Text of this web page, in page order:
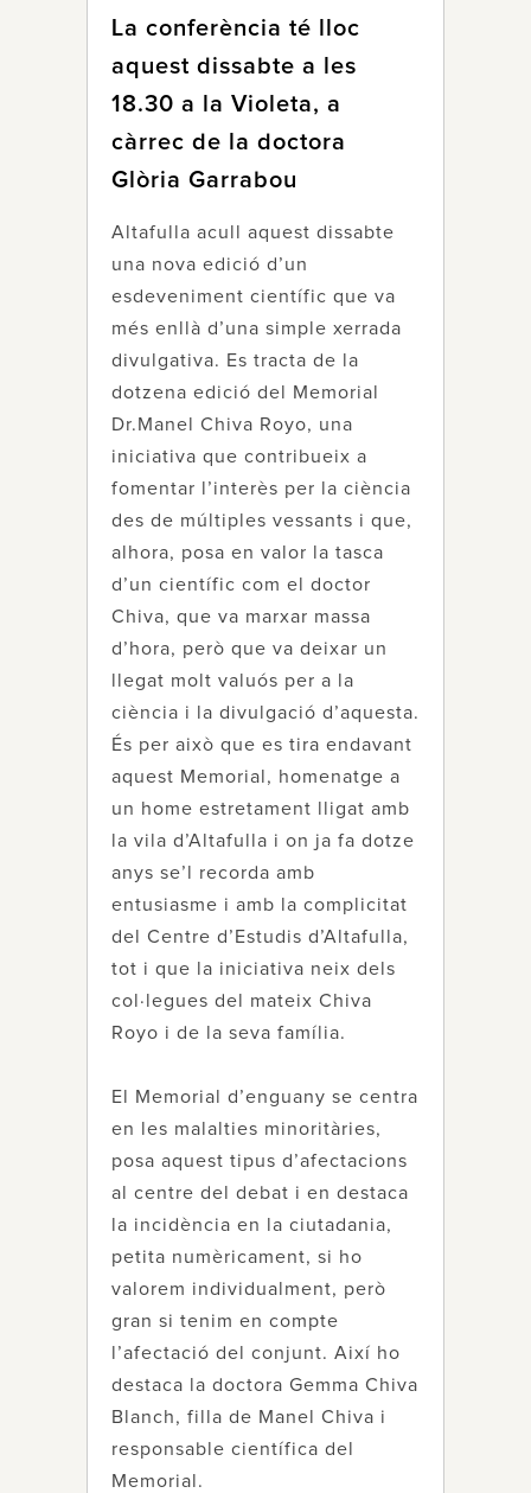
La conferència té lloc
aquest dissabte a les
18.30 a la Violeta, a
càrrec de la doctora
Glòria Garrabou
Altafulla acull aquest dissabte
una nova edició d’un
esdeveniment científic que va
més enllà d’una simple xerrada
divulgativa. Es tracta de la
dotzena edició del Memorial
Dr.Manel Chiva Royo, una
iniciativa que contribueix a
fomentar l’interès per la ciència
des de múltiples vessants i que,
alhora, posa en valor la tasca
d’un científic com el doctor
Chiva, que va marxar massa
d’hora, però que va deixar un
llegat molt valuós per a la
ciència i la divulgació d’aquesta.
És per això que es tira endavant
aquest Memorial, homenatge a
un home estretament lligat amb
la vila d’Altafulla i on ja fa dotze
anys se’l recorda amb
entusiasme i amb la complicitat
del Centre d’Estudis d’Altafulla,
tot i que la iniciativa neix dels
col·legues del mateix Chiva
Royo i de la seva família.
El Memorial d’enguany se centra
en les malalties minoritàries,
posa aquest tipus d’afectacions
al centre del debat i en destaca
la incidència en la ciutadania,
petita numèricament, si ho
valorem individualment, però
gran si tenim en compte
l’afectació del conjunt. Així ho
destaca la doctora Gemma Chiva
Blanch, filla de Manel Chiva i
responsable científica del
Memorial.